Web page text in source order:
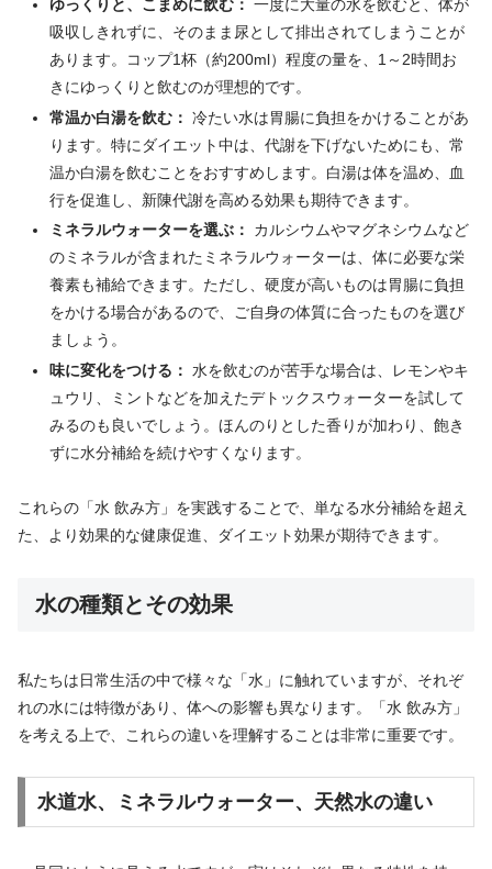
ゆっくりと、こまめに飲む： 一度に大量の水を飲むと、体が
吸収しきれずに、そのまま尿として排出されてしまうことが
あります。コップ1杯（約200ml）程度の量を、1～2時間お
きにゆっくりと飲むのが理想的です。
常温か白湯を飲む： 冷たい水は胃腸に負担をかけることがあ
ります。特にダイエット中は、代謝を下げないためにも、常
温か白湯を飲むことをおすすめします。白湯は体を温め、血
行を促進し、新陳代謝を高める効果も期待できます。
ミネラルウォーターを選ぶ：
カルシウムやマグネシウムなど
のミネラルが含まれたミネラルウォーターは、体に必要な栄
養素も補給できます。ただし、硬度が高いものは胃腸に負担
をかける場合があるので、ご自身の体質に合ったものを選び
ましょう。
味に変化をつける： 水を飲むのが苦手な場合は、レモンやキ
ュウリ、ミントなどを加えたデトックスウォーターを試して
みるのも良いでしょう。ほんのりとした香りが加わり、飽き
ずに水分補給を続けやすくなります。
これらの「水 飲み方」を実践することで、単なる水分補給を超え
た、より効果的な健康促進、ダイエット効果が期待できます。
水の種類とその効果
私たちは日常生活の中で様々な「水」に触れていますが、それぞ
れの水には特徴があり、体への影響も異なります。「水 飲み方」
を考える上で、これらの違いを理解することは非常に重要です。
水道水、ミネラルウォーター、天然水の違い